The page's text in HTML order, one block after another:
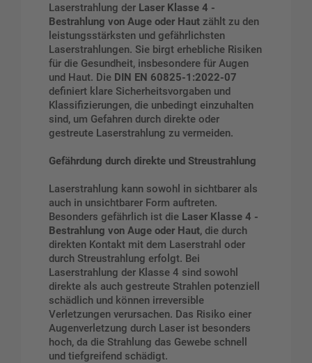
Laserstrahlung der Laser Klasse 4 -
Bestrahlung von Auge oder Haut zählt zu den
leistungsstärksten und gefährlichsten
Laserstrahlungen. Sie birgt erhebliche Risiken
für die Gesundheit, insbesondere für Augen
und Haut. Die DIN EN 60825-1:2022-07
definiert klare Sicherheitsvorgaben und
Klassifizierungen, die unbedingt einzuhalten
sind, um Gefahren durch direkte oder
gestreute Laserstrahlung zu vermeiden.
Gefährdung durch direkte und Streustrahlung
Laserstrahlung kann sowohl in sichtbarer als
auch in unsichtbarer Form auftreten.
Besonders gefährlich ist die Laser Klasse 4 -
Bestrahlung von Auge oder Haut, die durch
direkten Kontakt mit dem Laserstrahl oder
durch Streustrahlung erfolgt. Bei
Laserstrahlung der Klasse 4 sind sowohl
direkte als auch gestreute Strahlen potenziell
schädlich und können irreversible
Verletzungen verursachen. Das Risiko einer
Augenverletzung durch Laser ist besonders
hoch, da die Strahlung das Gewebe schnell
und tiefgreifend schädigt.